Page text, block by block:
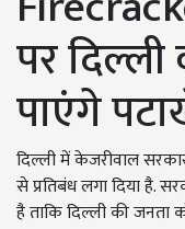
पर
पाएंगे
दिल्ली में केजरीवाल
से प्रतिबंध लगा दिया है.
है ताकि दिल्ली की जनता